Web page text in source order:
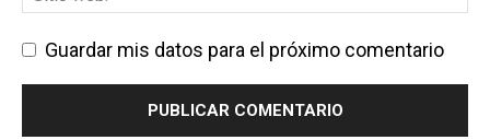
Guardar mis datos para el próximo comentario